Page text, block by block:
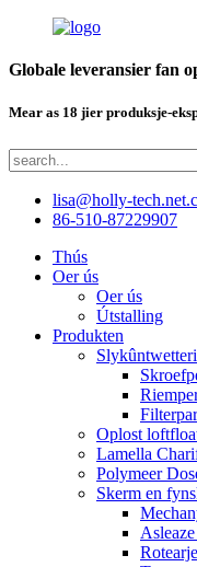
Globale leveransier fan
Mear as 18 jier produksje-
lisa@holly-
86-510-87229907
Thús
Oer ús
Oer ús
Útstalling
Produkten
Oplost
Lamella
Polymeer
Skerm en